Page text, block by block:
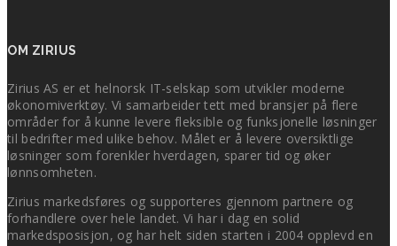
OM ZIRIUS
Zirius AS er et helnorsk IT-selskap som utvikler moderne
økonomiverktøy. Vi samarbeider tett med bransjer på flere
områder for å kunne levere fleksible og funksjonelle løsninger
til bedrifter med ulike behov. Målet er å levere oversiktlige
løsninger som forenkler hverdagen, sparer tid og øker
lønnsomheten.
Zirius markedsføres og supporteres gjennom partnere og
forhandlere over hele landet. Vi har i dag en solid
markedsposisjon, og har helt siden starten i 2004 opplevd en